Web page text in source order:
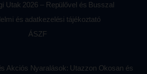
Utak 2026 – Repülővel és Busszal
és adatkezelési tájékoztató
ÁSZF
Akciós Nyaralások: Utazzon Okosan és